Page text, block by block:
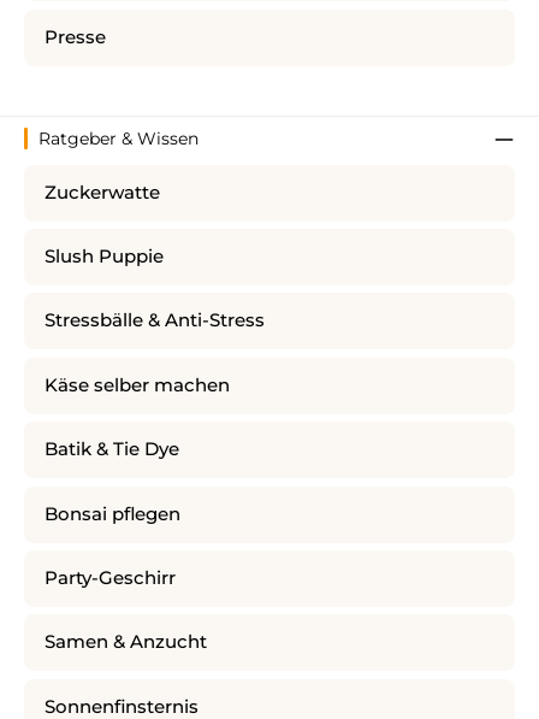
Presse
Ratgeber & Wissen
Zuckerwatte
Slush Puppie
Stressbälle & Anti-Stress
Käse selber machen
Batik & Tie Dye
Bonsai pflegen
Party-Geschirr
Samen & Anzucht
Sonnenfinsternis